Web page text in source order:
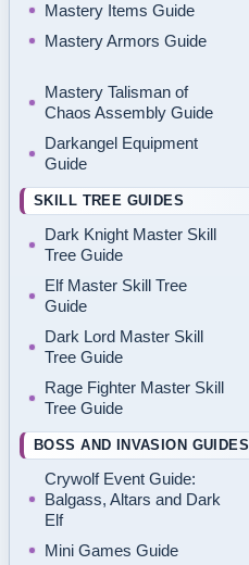
Mastery Items Guide
Mastery Armors Guide
Mastery Talisman of
Chaos Assembly Guide
Darkangel Equipment
Guide
SKILL TREE GUIDES
Dark Knight Master Skill
Tree Guide
Elf Master Skill Tree
Guide
Dark Lord Master Skill
Tree Guide
Rage Fighter Master Skill
Tree Guide
BOSS AND INVASION GUIDES
Crywolf Event Guide:
Balgass, Altars and Dark
Elf
Mini Games Guide